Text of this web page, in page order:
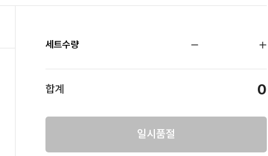
세트수량
합계 0
일시품절